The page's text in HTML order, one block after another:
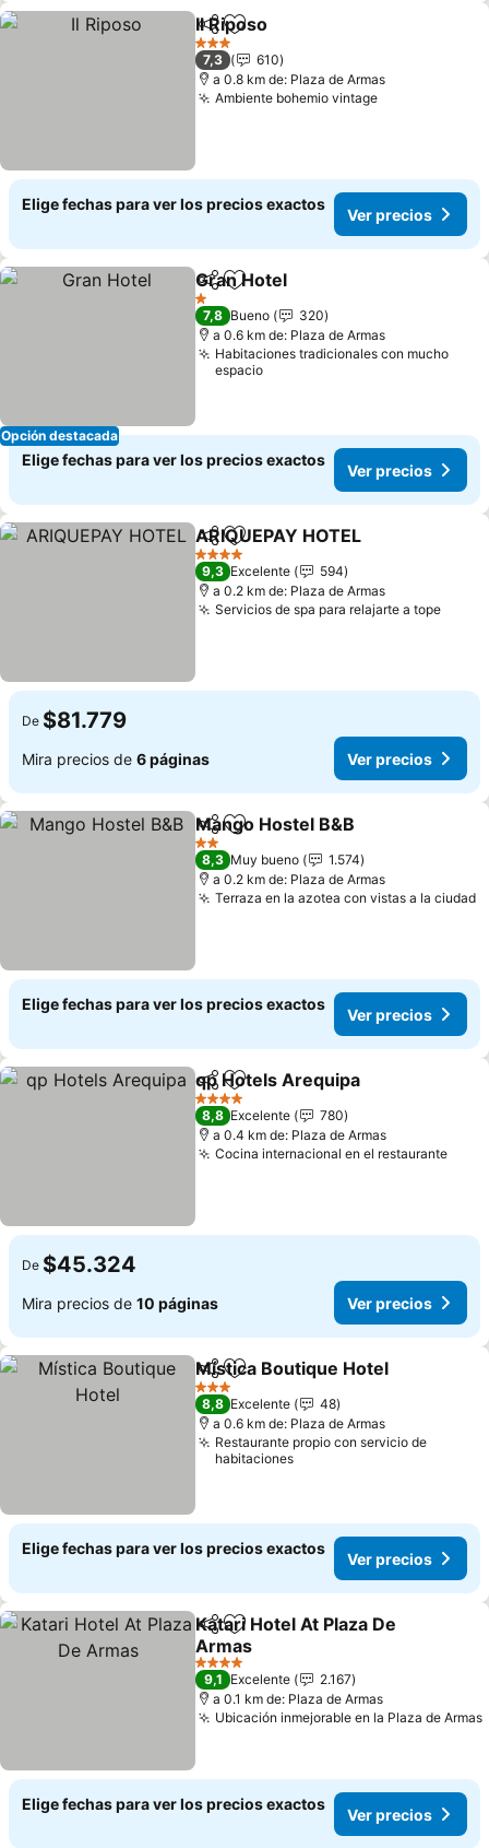
CompartirAgregar a favoritos
Il Riposo
3 Estrellas
7,3
610
a 0.8 km de: Plaza de Armas
Ambiente bohemio vintageVer precios
Elige fechas para ver los precios exactos
Ver precios
Opción destacada
CompartirAgregar a favoritos
Gran Hotel
1 Estrellas
7,8 Bueno
320
a 0.6 km de: Plaza de Armas
Habitaciones tradicionales con mucho
espacio
Elige fechas para ver los precios exactos
Ver precios
CompartirAgregar a favoritos
ARIQUEPAY HOTEL
4 Estrellas
9,3 Excelente
594
a 0.2 km de: Plaza de Armas
Servicios de spa para relajarte a topeVer
De $81.779
Mira precios de 6 páginas Ver precios
CompartirAgregar a favoritos
Mango Hostel B&B
2 Estrellas
8,3 Muy bueno
1.574
a 0.2 km de: Plaza de Armas
Terraza en la azotea con vistas a la ciudad
Elige fechas para ver los precios exactos
Ver precios
CompartirAgregar a favoritos
qp Hotels Arequipa
4 Estrellas
8,8 Excelente
780
a 0.4 km de: Plaza de Armas
Cocina internacional en el restauranteVer
De $45.324
Mira precios de 10 páginas Ver precios
CompartirAgregar a favoritos
Mística Boutique Hotel
3 Estrellas
8,8 Excelente
48
a 0.6 km de: Plaza de Armas
Restaurante propio con servicio de
habitaciones
Elige fechas para ver los precios exactos
Ver precios
CompartirAgregar a favoritos
Katari Hotel At Plaza De
Armas
Ver precios
4 Estrellas
9,1 Excelente
2.167
a 0.1 km de: Plaza de Armas
Ubicación inmejorable en la Plaza de Armas
Elige fechas para ver los precios exactos
Ver precios